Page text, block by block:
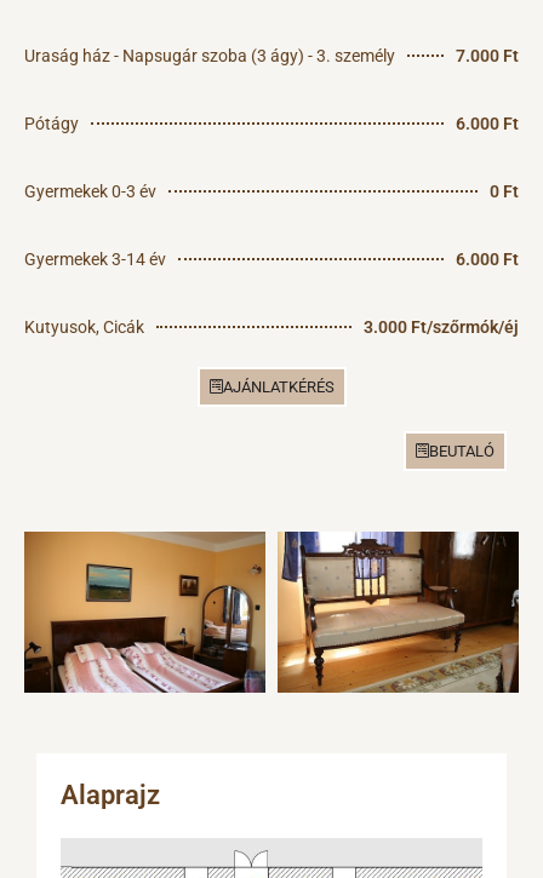
Uraság ház - Napsugár szoba (3 ágy) - 3. személy 7.000 Ft
Pótágy 6.000 Ft
Gyermekek 0-3 év 0 Ft
Gyermekek 3-14 év 6.000 Ft
Kutyusok, Cicák 3.000 Ft/szőrmók/éj
AJÁNLATKÉRÉS
BEUTALÓ
Alaprajz